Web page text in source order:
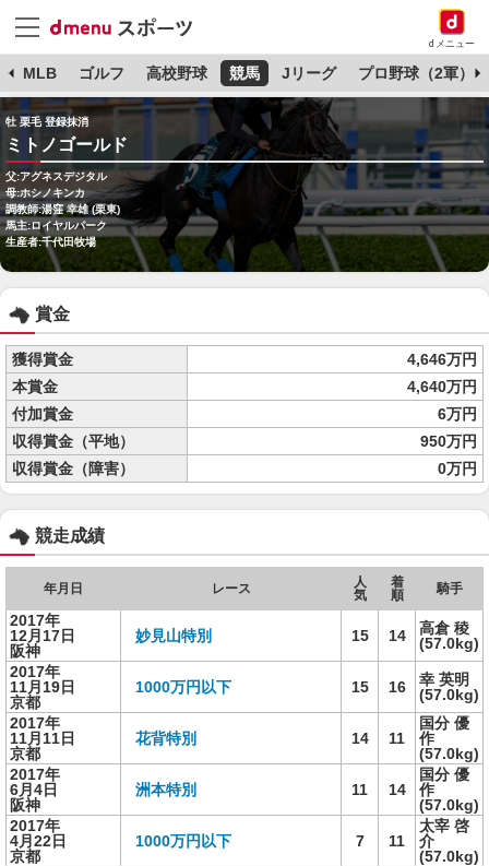
dメニュー
MLB ゴルフ 高校野球 競馬 Jリーグ プロ野球（2軍）
牡 栗毛 登録抹消
ミトノゴールド
父:アグネスデジタル
母:ホシノキンカ
調教師:湯窪 幸雄 (栗東)
馬主:ロイヤルパーク
生産者:千代田牧場
賞金
獲得賞金
4,646万円
本賞金
4,640万円
付加賞金
6万円
収得賞金（平地）
950万円
収得賞金（障害）
0万円
競走成績
年月日 レース
人
気
着
順
騎手
2017年
12月17日
阪神
妙見山特別 15 14
高倉 稜
(57.0kg)
2017年
11月19日
京都
1000万円以下 15 16
幸 英明
(57.0kg)
2017年
11月11日
京都
花背特別 14 11
国分 優
作
(57.0kg)
2017年
6月4日
阪神
洲本特別 11 14
国分 優
作
(57.0kg)
2017年
4月22日
京都
1000万円以下 7 11
太宰 啓
介
(57.0kg)